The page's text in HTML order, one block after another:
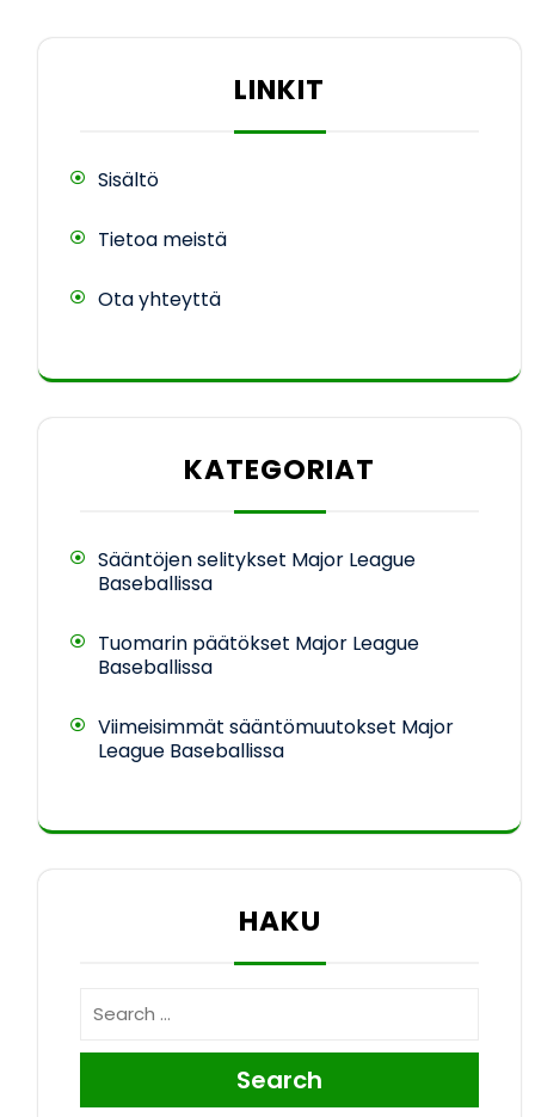
LINKIT
Sisältö
Tietoa meistä
Ota yhteyttä
KATEGORIAT
Sääntöjen selitykset Major League
Baseballissa
Tuomarin päätökset Major League
Baseballissa
Viimeisimmät sääntömuutokset Major
League Baseballissa
HAKU
Search